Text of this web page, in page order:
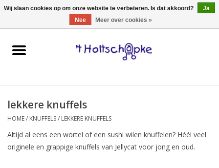
0 Artikelen - €0,00
Home
spellen
onderweg
lekkere knuffels
HOME/ KNUFFELS/ LEKKERE KNUFFELS
Altijd al eens een wortel of een sushi wilen knuffelen? Héél veel
originele en grappige knuffels van Jellycat voor jong en oud.
Wij slaan cookies op om onze website te verbeteren. Is dat akkoord?
Ja
Nee
Meer over cookies »